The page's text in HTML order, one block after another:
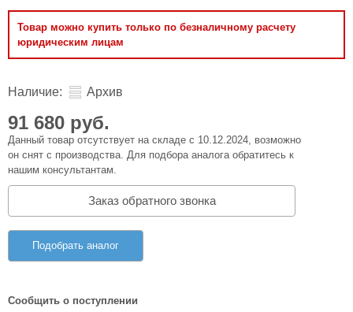
Товар можно купить только по безналичному расчету
юридическим лицам
Наличие: Архив
91 680 руб.
Данный товар отсутствует на складе с 10.12.2024, возможно
он снят с производства. Для подбора аналога обратитесь к
нашим консультантам.
Заказ обратного звонка
Подобрать аналог
Сообщить о поступлении